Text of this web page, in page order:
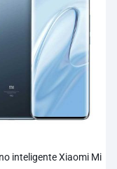
inteligente Xiaomi Mi